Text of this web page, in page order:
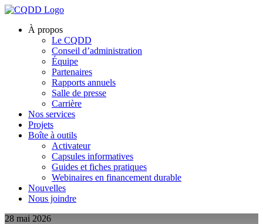
À propos
Le CQDD
Conseil d’administration
Équipe
Partenaires
Rapports annuels
Salle de presse
Carrière
Nos services
Projets
Boîte à outils
Activateur
Capsules informatives
Guides et fiches pratiques
Webinaires en financement durable
Nouvelles
Nous joindre
28 mai 2026